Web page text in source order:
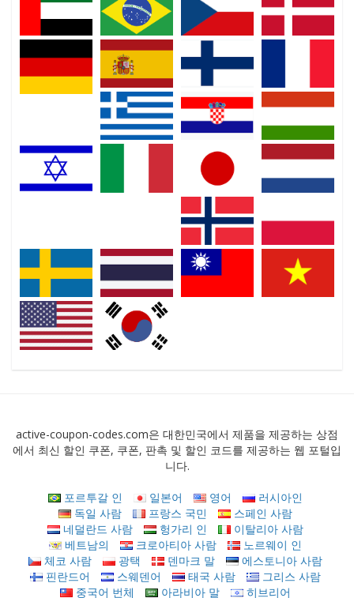
active-coupon-codes.com은 대한민국에서 제품을 제공하는 상점
에서 최신 할인 쿠폰, 쿠폰, 판촉 및 할인 코드를 제공하는 웹 포털입
니다.
포르투갈 인 일본어 영어
러시아인
독일 사람
프랑스 국민
스페인 사람
네덜란드 사람
헝가리 인
이탈리아 사람
베트남의
크로아티아 사람
노르웨이 인
체코 사람
광택 덴마크 말
에스토니아 사람
핀란드어
스웨덴어 태국 사람
그리스 사람
중국어 번체
아라비아 말 히브리어